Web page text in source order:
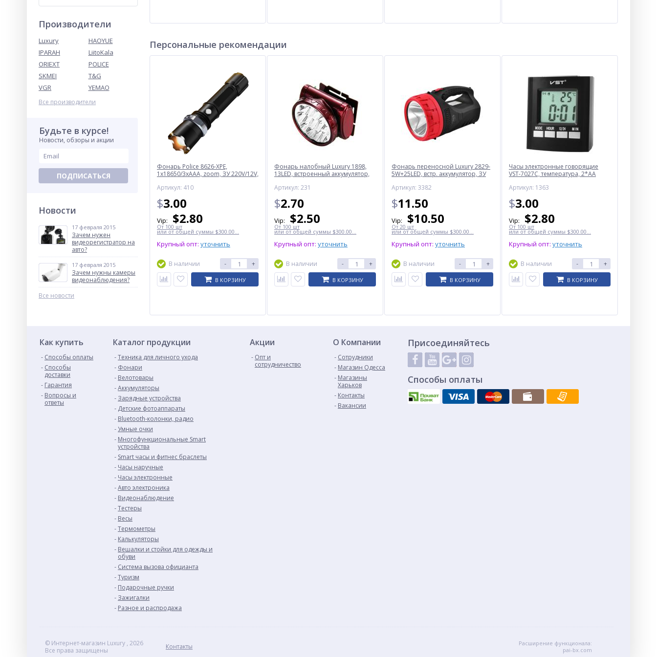
Производители
Luxury
HAOYUE
IPARAH
LiitoKala
ORIEXT
POLICE
SKMEI
T&G
VGR
YEMAO
Все производители
Будьте в курсе!
Новости, обзоры и акции
ПОДПИСАТЬСЯ
Новости
17 февраля 2015
Зачем нужен
видеорегистратор на
авто?
17 февраля 2015
Зачем нужны камеры
видеонаблюдения?
Все новости
Персональные рекомендации
Фонарь Police 8626-XPE,
1х18650/3xAAA, zoom, ЗУ 220V/12V,
Артикул: 410
$3.00
Vip: $2.80
От 100 шт
или от общей суммы $300.00...
Крупный опт: уточнить
В наличии - +
В КОРЗИНУ
Фонарь налобный Luxury 1898,
13LED, встроенный аккумулятор,
Артикул: 231
$2.70
Vip: $2.50
От 100 шт
или от общей суммы $300.00...
Крупный опт: уточнить
В наличии - +
В КОРЗИНУ
Фонарь переносной Luxury 2829-
5W+25LED, встр. аккумулятор, ЗУ
Артикул: 3382
$11.50
Vip: $10.50
От 20 шт
или от общей суммы $300.00...
Крупный опт: уточнить
В наличии - +
В КОРЗИНУ
Часы электронные говорящие
VST-7027С, температура, 2*AA
Артикул: 1363
$3.00
Vip: $2.80
От 100 шт
или от общей суммы $300.00...
Крупный опт: уточнить
В наличии - +
В КОРЗИНУ
Как купить
Способы оплаты
Способы
доставки
Гарантия
Вопросы и
ответы
Каталог продукции
Техника для личного ухода
Фонари
Велотовары
Аккумуляторы
Зарядные устройства
Детские фотоаппараты
Bluetooth-колонки, радио
Умные очки
Многофункциональные Smart
устройства
Smart часы и фитнес браслеты
Часы наручные
Часы электронные
Авто электроника
Видеонаблюдение
Тестеры
Весы
Термометры
Калькуляторы
Вешалки и стойки для одежды и
обуви
Система вызова официанта
Туризм
Подарочные ручки
Зажигалки
Разное и раcпродажа
Акции
Опт и
сотрудничество
О Компании
Сотрудники
Магазин Одесса
Магазины
Харьков
Контакты
Вакансии
Присоединяйтесь
Способы оплаты
© Интернет-магазин Luxury , 2026
Все права защищены
Контакты
Расширение функционала:
pai-bx.com